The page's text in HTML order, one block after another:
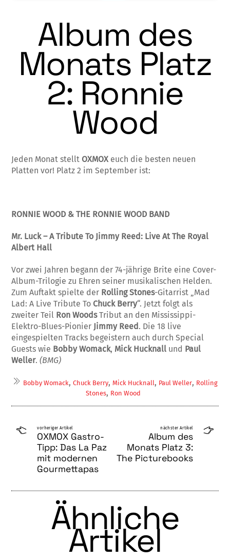
Album des
Monats Platz
2: Ronnie
Wood
Jeden Monat stellt OXMOX euch die besten neuen
Platten vor! Platz 2 im September ist:
RONNIE WOOD & THE RONNIE WOOD BAND
Mr. Luck – A Tribute To Jimmy Reed: Live At The Royal
Albert Hall
Vor zwei Jahren begann der 74-jährige Brite eine Cover-
Album-Trilogie zu Ehren seiner musikalischen Helden.
Zum Auftakt spielte der Rolling Stones-Gitarrist „Mad
Lad: A Live Tribute To Chuck Berry“. Jetzt folgt als
zweiter Teil Ron WoodsTribut an den Mississippi-
Elektro-Blues-Pionier Jimmy Reed . Die 18 live
eingespielten Tracks begeistern auch durch Special
Guests wie Bobby Womack, Mick Hucknall und Paul
Weller.(BMG)
Bobby Womack, Chuck Berry, Mick Hucknall , Paul Weller, Rolling
Stones, Ron Wood
vorheriger Artikel
OXMOX Gastro-
Tipp: Das La Paz
mit modernen
Gourmettapas
nächster Artikel
Album des
Monats Platz 3:
The Picturebooks
Ähnliche
Artikel